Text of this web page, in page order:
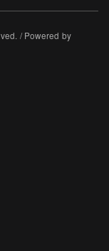
/ Powered by